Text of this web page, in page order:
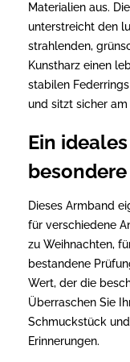
Materialien aus.
unterstreicht den
strahlenden,
Kunstharz einen
stabilen
und sitzt sicher
Ein
Dieses Armband
für verschiedene
zu Weihnachten,
bestandene
Wert, der die
Überraschen Sie
Schmuckstück
Erinnerungen.